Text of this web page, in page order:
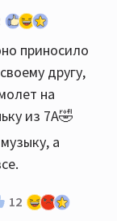
приносило
другу,
на
из 7А🤣
а
12